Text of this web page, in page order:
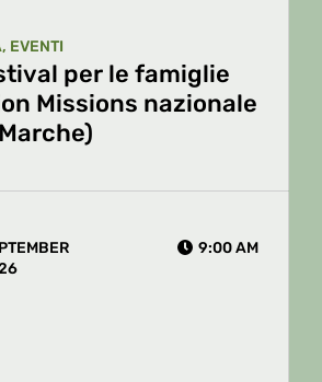
EVENTI
per le famiglie
Missions nazionale
9:00 AM